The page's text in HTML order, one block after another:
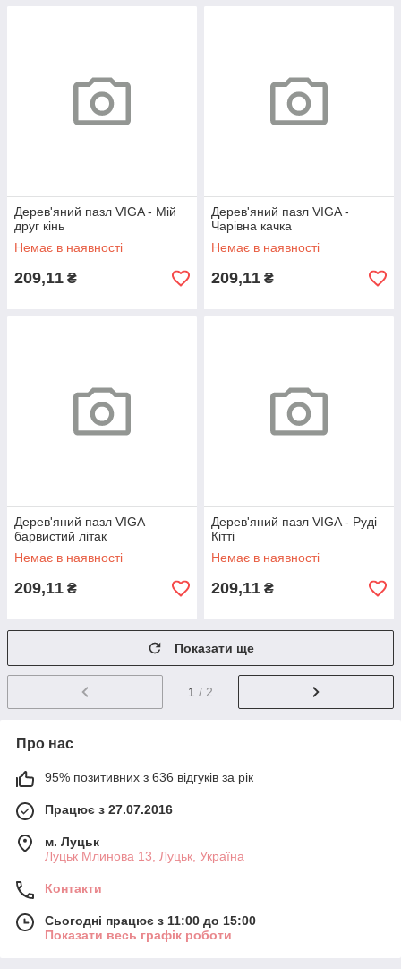
Дерев'яний пазл VIGA - Мій
друг кінь
Немає в наявності
209,11 ₴
Дерев'яний пазл VIGA -
Чарівна качка
Немає в наявності
209,11 ₴
Дерев'яний пазл VIGA –
барвистий літак
Немає в наявності
209,11 ₴
Дерев'яний пазл VIGA - Руді
Кітті
Немає в наявності
209,11 ₴
Показати ще
1 / 2
Про нас
95% позитивних з 636 відгуків за рік
Працює з 27.07.2016
м. Луцьк
Луцьк Млинова 13, Луцьк, Україна
Контакти
Сьогодні працює з 11:00 до 15:00
Показати весь графік роботи